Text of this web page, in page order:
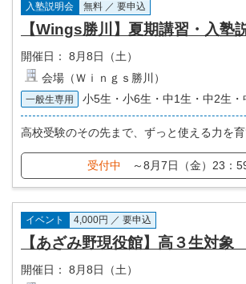
入塾説明会 無料 ／ 要申込
【Wings勝川】夏期講習・入塾
開催日：
8月8日（土）
会場（Ｗｉｎｇｓ勝川）
一般生専用 小5生・小6生・中1生・中2生・
高校受験のその先まで、ずっと使える力を育
受付中 ～8月7日（金）23：
イベント 4,000円 ／ 要申込
【あざみ野現役館】高３生対
開催日：
8月8日（土）